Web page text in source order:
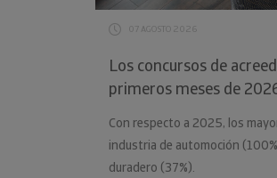
07 AGOSTO 2026
Los concursos de
primeros meses de
Con respecto a 2025, los
industria de automoción
duradero (37%).